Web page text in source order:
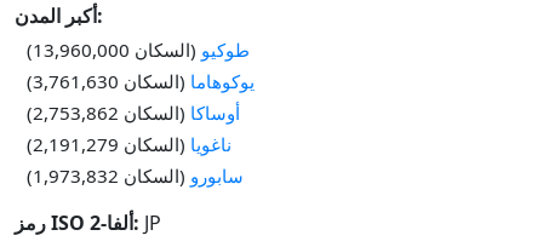
أكبر المدن:
طوكيو (السكان 13,960,000)
يوكوهاما (السكان 3,761,630)
أوساكا (السكان 2,753,862)
ناغويا (السكان 2,191,279)
سابورو (السكان 1,973,832)
رمز ISO ألفا-2: JP